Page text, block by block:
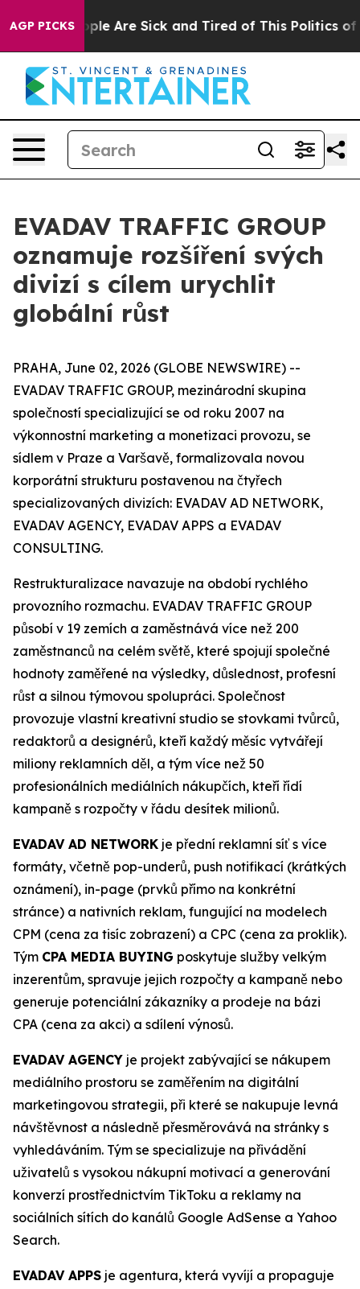
AGP PICKS
Win: “People Are Sick and Tired of This Politics of
EVADAV TRAFFIC GROUP
oznamuje rozšíření svých
divizí s cílem urychlit
globální růst
PRAHA, June 02, 2026 (GLOBE NEWSWIRE) --
EVADAV TRAFFIC GROUP, mezinárodní skupina
společností specializující se od roku 2007 na
výkonnostní marketing a monetizaci provozu, se
sídlem v Praze a Varšavě, formalizovala novou
korporátní strukturu postavenou na čtyřech
specializovaných divizích: EVADAV AD NETWORK,
EVADAV AGENCY, EVADAV APPS a EVADAV
CONSULTING.
Restrukturalizace navazuje na období rychlého
provozního rozmachu. EVADAV TRAFFIC GROUP
působí v 19 zemích a zaměstnává více než 200
zaměstnanců na celém světě, které spojují společné
hodnoty zaměřené na výsledky, důslednost, profesní
růst a silnou týmovou spolupráci. Společnost
provozuje vlastní kreativní studio se stovkami tvůrců,
redaktorů a designérů, kteří každý měsíc vytvářejí
miliony reklamních děl, a tým více než 50
profesionálních mediálních nákupčích, kteří řídí
kampaně s rozpočty v řádu desítek milionů.
EVADAV AD NETWORK je přední reklamní síť s více
formáty, včetně pop-underů, push notifikací (krátkých
oznámení), in-page (prvků přímo na konkrétní
stránce) a nativních reklam, fungující na modelech
CPM (cena za tisíc zobrazení) a CPC (cena za proklik).
Tým CPA MEDIA BUYING poskytuje služby velkým
inzerentům, spravuje jejich rozpočty a kampaně nebo
generuje potenciální zákazníky a prodeje na bázi
CPA (cena za akci) a sdílení výnosů.
EVADAV AGENCY je projekt zabývající se nákupem
mediálního prostoru se zaměřením na digitální
marketingovou strategii, při které se nakupuje levná
návštěvnost a následně přesměrovává na stránky s
vyhledáváním. Tým se specializuje na přivádění
uživatelů s vysokou nákupní motivací a generování
konverzí prostřednictvím TikToku a reklamy na
sociálních sítích do kanálů Google AdSense a Yahoo
Search.
EVADAV APPS je agentura, která vyvíjí a propaguje